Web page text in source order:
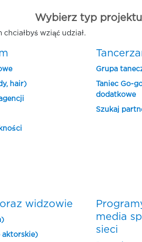
Wybierz typ projektu
wziąć udział.
hair)
Grupa
Taniec Go-
dodatkowe
Szukaj
widzowie
aktorskie)
media
sieci